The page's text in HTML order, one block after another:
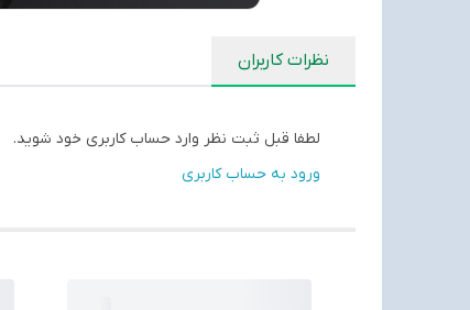
نظرات کاربران
لطفا قبل ثبت نظر وارد حساب کاربری خود شوید.
ورود به حساب کاربری